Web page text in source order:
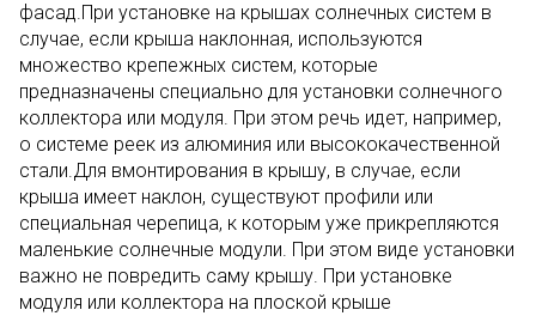
фасад.При установке на крышах солнечных систем в
случае, если крыша наклонная, используются
множество крепежных систем, которые
предназначены специально для установки солнечного
коллектора или модуля. При этом речь идет, например,
о системе реек из алюминия или высококачественной
стали.Для вмонтирования в крышу, в случае, если
крыша имеет наклон, существуют профили или
специальная черепица, к которым уже прикрепляются
маленькие солнечные модули. При этом виде установки
важно не повредить саму крышу. При установке
модуля или коллектора на плоской крыше